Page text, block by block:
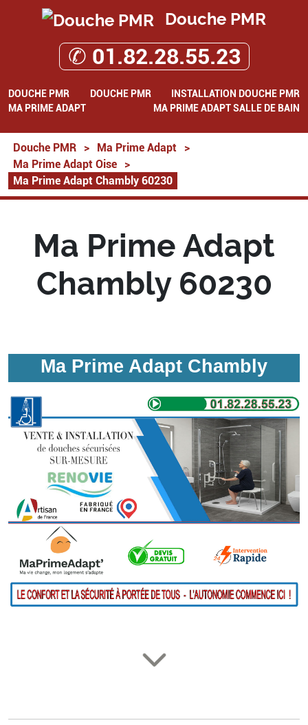
Douche PMR
✆ 01.82.28.55.23
DOUCHE PMR DOUCHE PMR
INSTALLATION DOUCHE PMR
MA PRIME ADAPT
MA PRIME ADAPT SALLE DE BAIN
Douche PMR > Ma Prime Adapt
>
Ma Prime Adapt Oise
>
Ma Prime Adapt Chambly 60230
Ma Prime Adapt
Chambly 60230
Ma Prime Adapt Chambly